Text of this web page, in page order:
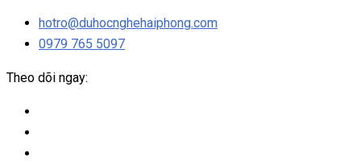
hotro@duhocnghehaiphong.com
0979 765 5097
Theo dõi ngay: